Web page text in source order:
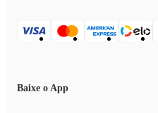
Baixe o App